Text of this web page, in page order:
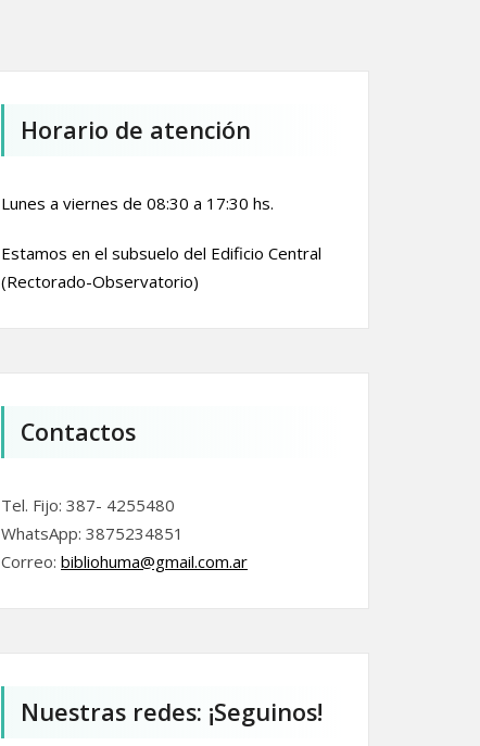
Horario de atención
Lunes a viernes de 08:30 a 17:30 hs.
Estamos en el subsuelo del Edificio Central
(Rectorado-Observatorio)
Contactos
Tel. Fijo: 387- 4255480
WhatsApp: 3875234851
Correo: bibliohuma@gmail.com.ar
Nuestras redes: ¡Seguinos!